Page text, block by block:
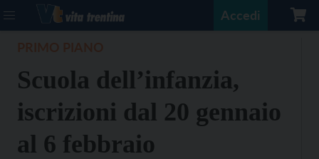
Accedi
Scuola dell’infanzia,
iscrizioni dal 20 gennaio
al 6 febbraio